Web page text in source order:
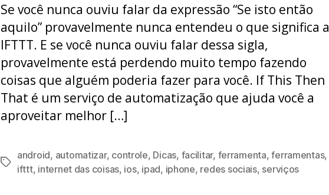
Se você nunca ouviu falar da expressão “Se isto então
aquilo” provavelmente nunca entendeu o que significa a
IFTTT. E se você nunca ouviu falar dessa sigla,
provavelmente está perdendo muito tempo fazendo
coisas que alguém poderia fazer para você. If This Then
That é um serviço de automatização que ajuda você a
aproveitar melhor […]
Tags
android, automatizar, controle, Dicas, facilitar, ferramenta,ferramentas,
ifttt, internet das coisas, ios, ipad, iphone, redes sociais, serviços